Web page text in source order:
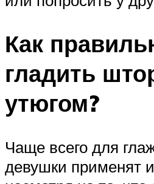
Как
гладить
утюгом?
Чаще всего для
девушки применят